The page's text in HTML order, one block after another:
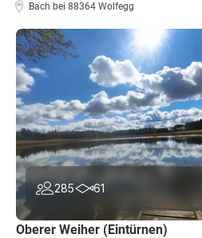
Bach bei 88364 Wolfegg
285 61
Oberer Weiher (Eintürnen)